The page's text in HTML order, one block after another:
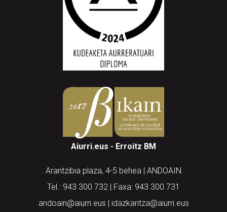
Aiurri.eus - Erroitz BM
Arantzibia plaza, 4-5 behea | ANDOAIN
Tel.: 943 300 732 | Faxa: 943 300 731
andoain@aiurri.eus | idazkaritza@aiurri.eus